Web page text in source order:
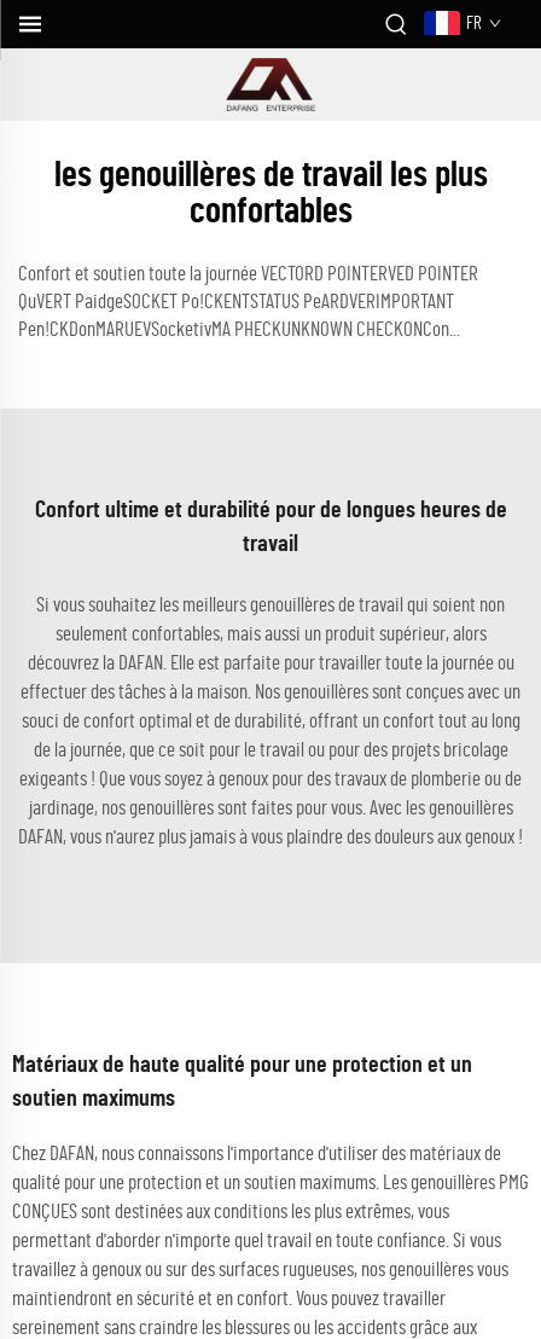
FR
les genouillères de travail les plus
confortables
Confort et soutien toute la journée VECTORD POINTERVED POINTER
QuVERT PaidgeSOCKET Po!CKENTSTATUS PeARDVERIMPORTANT
Pen!CKDonMARUEVSocketivMA PHECKUNKNOWN CHECKONCon...
Confort ultime et durabilité pour de longues heures de
travail
Si vous souhaitez les meilleurs genouillères de travail qui soient non
seulement confortables, mais aussi un produit supérieur, alors
découvrez la DAFAN. Elle est parfaite pour travailler toute la journée ou
effectuer des tâches à la maison. Nos genouillères sont conçues avec un
souci de confort optimal et de durabilité, offrant un confort tout au long
de la journée, que ce soit pour le travail ou pour des projets bricolage
exigeants ! Que vous soyez à genoux pour des travaux de plomberie ou de
jardinage, nos genouillères sont faites pour vous. Avec les genouillères
DAFAN, vous n'aurez plus jamais à vous plaindre des douleurs aux genoux !
Matériaux de haute qualité pour une protection et un
soutien maximums
Chez DAFAN, nous connaissons l'importance d'utiliser des matériaux de
qualité pour une protection et un soutien maximums. Les genouillères PMG
CONÇUES sont destinées aux conditions les plus extrêmes, vous
permettant d'aborder n'importe quel travail en toute confiance. Si vous
travaillez à genoux ou sur des surfaces rugueuses, nos genouillères vous
maintiendront en sécurité et en confort. Vous pouvez travailler
sereinement sans craindre les blessures ou les accidents grâce aux